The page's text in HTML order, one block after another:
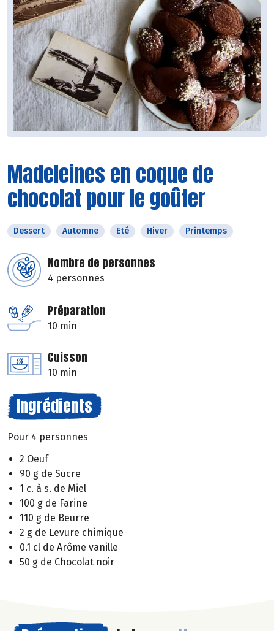
Madeleines en coque de
chocolat pour le goûter
Dessert Automne Eté Hiver Printemps
Nombre de personnes
4 personnes
Préparation
10 min
Cuisson
10 min
Ingrédients
Pour 4 personnes
2 Oeuf
90 g de Sucre
1 c. à s. de Miel
100 g de Farine
110 g de Beurre
2 g de Levure chimique
0.1 cl de Arôme vanille
50 g de Chocolat noir